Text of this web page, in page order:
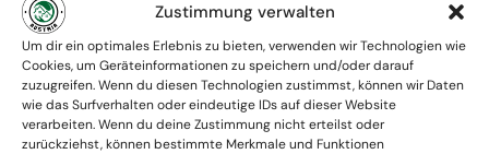
Zustimmung verwalten
Um dir ein optimales Erlebnis zu bieten, verwenden wir Technologien wie
Cookies, um Geräteinformationen zu speichern und/oder darauf
zuzugreifen. Wenn du diesen Technologien zustimmst, können wir Daten
wie das Surfverhalten oder eindeutige IDs auf dieser Website
verarbeiten. Wenn du deine Zustimmung nicht erteilst oder
zurückziehst, können bestimmte Merkmale und Funktionen
Absolute Diskretion & keine
Zusammenarbeit mit Ämtern ohne
Einverständnis